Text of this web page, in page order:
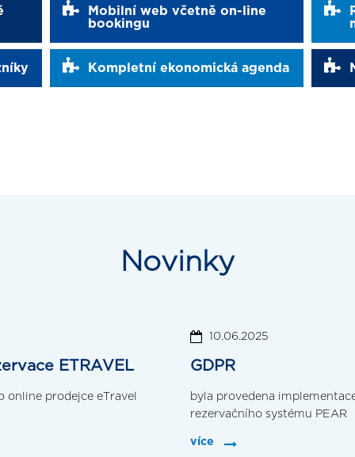
Mobilní web včetně on-line
bookingu
Kompletní ekonomická agenda
Novinky
ETRAVEL
online prodejce eTravel
10.06.2025
GDPR
byla provedena
rezervačního systému PEAR
více